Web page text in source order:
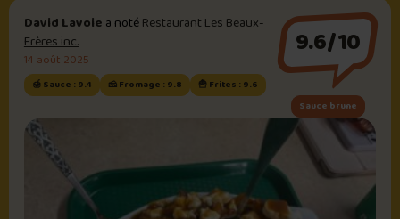
David Lavoiea notéRestaurant Les Beaux-
Frères inc.
14 août 2025
🍯 Sauce : 9.4 🧀 Fromage : 9.8 🍟 Frites : 9.6
9.6/10
Sauce brune